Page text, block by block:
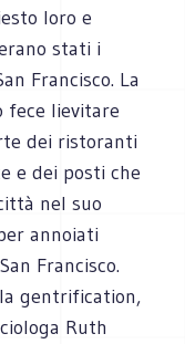
loro e
stati i
Francisco. La
fece lievitare
dei ristoranti
e dei posti che
nel suo
annoiati
Francisco.
gentrification,
Ruth